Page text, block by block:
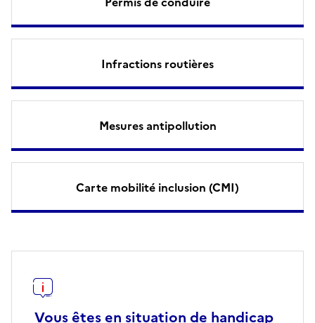
Infractions routières
Mesures antipollution
Carte mobilité inclusion (CMI)
Vous êtes en situation de handicap